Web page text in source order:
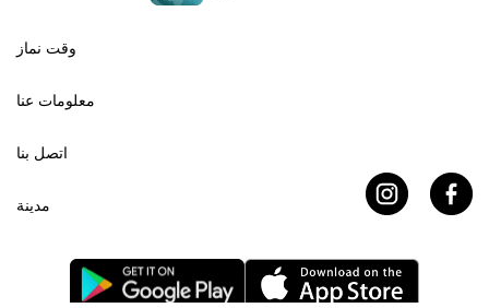
وقت نماز
معلومات عنا
اتصل بنا
مدينة